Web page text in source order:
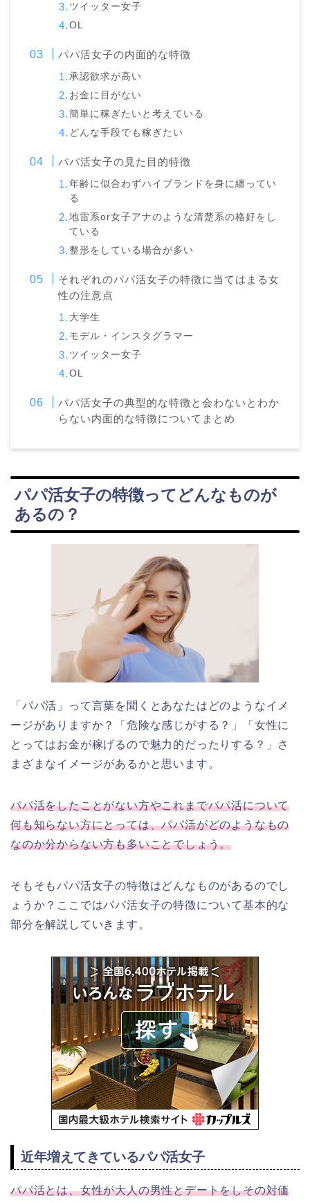
ツイッター女子
OL
パパ活女子の内面的な特徴
承認欲求が高い
お金に目がない
簡単に稼ぎたいと考えている
どんな手段でも稼ぎたい
パパ活女子の見た目的特徴
年齢に似合わずハイブランドを身に纏ってい
る
地雷系or女子アナのような清楚系の格好をし
ている
整形をしている場合が多い
それぞれのパパ活女子の特徴に当てはまる女
性の注意点
大学生
モデル・インスタグラマー
ツイッター女子
OL
パパ活女子の典型的な特徴と会わないとわか
らない内面的な特徴についてまとめ
パパ活女子の特徴ってどんなものが
あるの？
「パパ活」って言葉を聞くとあなたはどのようなイメ
ージがありますか？「危険な感じがする？」「女性に
とってはお金が稼げるので魅力的だったりする？」さ
まざまなイメージがあるかと思います。
パパ活をしたことがない方やこれまでパパ活について
何も知らない方にとっては、パパ活がどのようなもの
なのか分からない方も多いことでしょう。
そもそもパパ活女子の特徴はどんなものがあるのでし
ょうか？ここではパパ活女子の特徴について基本的な
部分を解説していきます。
近年増えてきているパパ活女子
パパ活とは、女性が大人の男性とデートをしその対価